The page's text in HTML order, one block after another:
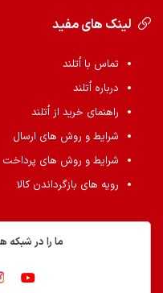
لینک های مفید
تماس با اُتلند
درباره اُتلند
راهنمای خرید از اُتلند
شرایط و روش های ارسال
شرایط و روش های پرداخت
رویه های بازگرداندن کالا
ما را در شبکه